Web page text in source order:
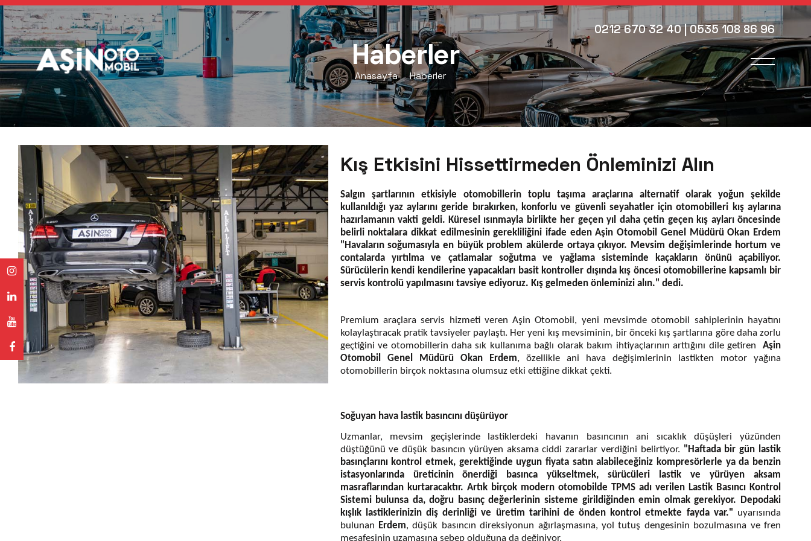
0212 670 32 40 | 0535 108 86 96
Haberler
Anasayfa Haberler
Kış Etkisini Hissettirmeden Önleminizi Alın
Salgın şartlarının etkisiyle otomobillerin toplu taşıma araçlarına alternatif olarak yoğun şekilde
kullanıldığı yaz aylarını geride bırakırken, konforlu ve güvenli seyahatler için otomobilleri kış aylarına
hazırlamanın vakti geldi. Küresel ısınmayla birlikte her geçen yıl daha çetin geçen kış ayları öncesinde
belirli noktalara dikkat edilmesinin gerekliliğini ifade eden Aşin Otomobil Genel Müdürü Okan Erdem
"Havaların soğumasıyla en büyük problem akülerde ortaya çıkıyor. Mevsim değişimlerinde hortum ve
contalarda yırtılma ve çatlamalar soğutma ve yağlama sisteminde kaçakların önünü açabiliyor.
Sürücülerin kendi kendilerine yapacakları basit kontroller dışında kış öncesi otomobillerine kapsamlı bir
servis kontrolü yapılmasını tavsiye ediyoruz. Kış gelmeden önleminizi alın." dedi.
Premium araçlara servis hizmeti veren Aşin Otomobil, yeni mevsimde otomobil sahiplerinin hayatını
kolaylaştıracak pratik tavsiyeler paylaştı. Her yeni kış mevsiminin, bir önceki kış şartlarına göre daha zorlu
geçtiğini ve otomobillerin daha sık kullanıma bağlı olarak bakım ihtiyaçlarının arttığını dile getiren Aşin
Otomobil Genel Müdürü Okan Erdem, özellikle ani hava değişimlerinin lastikten motor yağına
otomobillerin birçok noktasına olumsuz etki ettiğine dikkat çekti.
Soğuyan hava lastik basıncını düşürüyor
Uzmanlar, mevsim geçişlerinde lastiklerdeki havanın basıncının ani sıcaklık düşüşleri yüzünden
düştüğünü ve düşük basıncın yürüyen aksama ciddi zararlar verdiğini belirtiyor. "Haftada bir gün lastik
basınçlarını kontrol etmek, gerektiğinde uygun fiyata satın alabileceğiniz kompresörlerle ya da benzin
istasyonlarında üreticinin önerdiği basınca yükseltmek, sürücüleri lastik ve yürüyen aksam
masraflarından kurtaracaktır. Artık birçok modern otomobilde TPMS adı verilen Lastik Basıncı Kontrol
Sistemi bulunsa da, doğru basınç değerlerinin sisteme girildiğinden emin olmak gerekiyor. Depodaki
kışlık lastiklerinizin diş derinliği ve üretim tarihini de önden kontrol etmekte fayda var." uyarısında
bulunan Erdem, düşük basıncın direksiyonun ağırlaşmasına, yol tutuş dengesinin bozulmasına ve fren
mesafesinin uzamasına sebep olduğuna da değiniyor.